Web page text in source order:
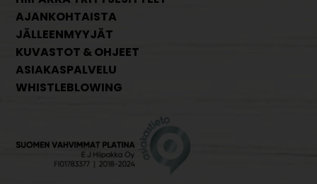
AJANKOHTAISTA
JÄLLEENMYYJÄT
KUVASTOT & OHJEET
ASIAKASPALVELU
WHISTLEBLOWING